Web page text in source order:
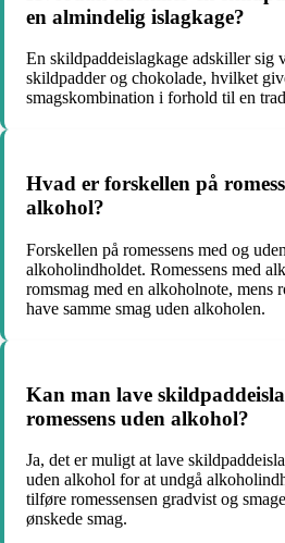
en almindelig islagkage?
En skildpaddeislagkage adskiller sig
skildpadder og chokolade, hvilket
smagskombination i forhold til en
Hvad er forskellen på
alkohol?
Forskellen på romessens med og
alkoholindholdet. Romessens med
romsmag med en alkoholnote, mens
have samme smag uden alkoholen.
Kan man lave
romessens uden alkohol?
Ja, det er muligt at lave
uden alkohol for at undgå
tilføre romessensen gradvist og
ønskede smag.